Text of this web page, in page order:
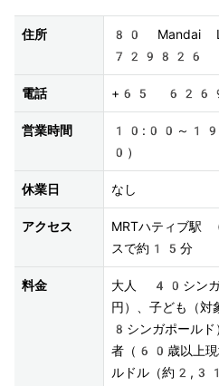
住所
80 Mandai
729826
電話 +65
営業時間
10:00～
0）
休業日 なし
アクセス
MRTハティブ
スで約15分
料金
大人 40シン
円）、子ども
8シンガポール
者（60歳以上
ルドル（約